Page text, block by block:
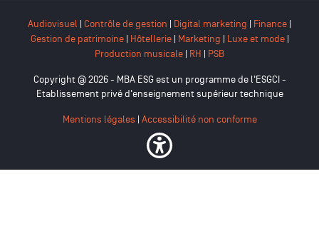
Audiovisuel | Contrôle de gestion | Digital marketing | Finance |
Gestion de patrimoine| Hôtellerie| Marketing | Luxe et mode|
Production musicale | RH | PSB
Copyright @ 2026 - MBA ESG est un programme de l'ESGCI -
Etablissement privé d'enseignement supérieur technique
Mentions légales | Accessibilité non conforme